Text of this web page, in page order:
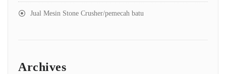
Jual Mesin Stone Crusher/pemecah batu
Archives